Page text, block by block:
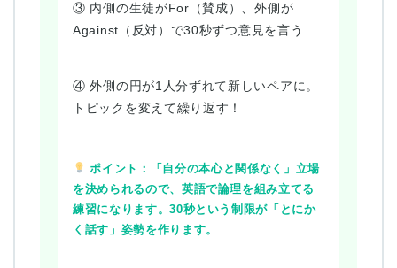
③ 内側の生徒がFor（賛成）、外側が
Against（反対）で30秒ずつ意見を言う
④ 外側の円が1人分ずれて新しいペアに。
トピックを変えて繰り返す！
ポイント：「自分の本心と関係なく」立場
を決められるので、英語で論理を組み立てる
練習になります。30秒という制限が「とにか
く話す」姿勢を作ります。